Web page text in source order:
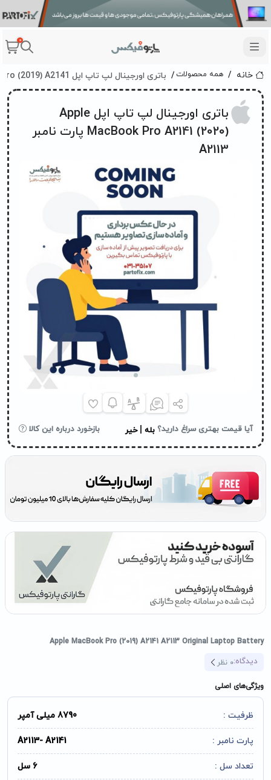
0
خانه همه محصولات باتری اورجینال لپ تاپ اپل Apple MacBook Pro (2019) A2141 پارت نامبر A2113
Apple MacBook Pro (2019) A2141 A2113 Original Laptop Battery
دیدگاه:0 نظر
ویژگی‌های اصلی
ظرفیت : 8790 میلی آمپر
پارت نامبر : A2113- A2141
تعداد سل : 6 سل
باتری اورجینال لپ تاپ اپل Apple
MacBook Pro A2141 (2020) پارت نامبر
A2113
آیا قیمت بهتری سراغ دارید؟ بله خیر بازخورد درباره این کالا